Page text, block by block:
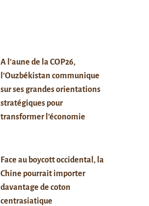
A l’aune de la COP26,
l’Ouzbékistan communique
sur ses grandes orientations
stratégiques pour
transformer l’économie
Face au boycott occidental, la
Chine pourrait importer
davantage de coton
centrasiatique